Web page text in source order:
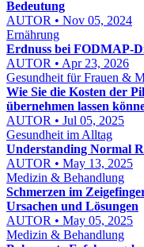
Bedeutung
AUTOR • Nov 05, 2024
Ernährung
Erdnuss bei FODMAP-
AUTOR • Apr 23, 2026
Gesundheit für Frauen &
Wie Sie die Kosten der
übernehmen lassen
AUTOR • Jul 05, 2025
Gesundheit im Alltag
Understanding Normal
AUTOR • May 13, 2025
Medizin & Behandlung
Schmerzen im
Ursachen und Lösungen
AUTOR • May 05, 2025
Medizin & Behandlung